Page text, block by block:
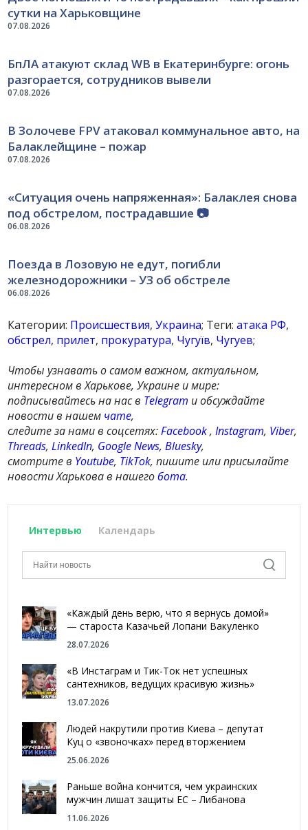
07.08.2026
сутки на Харьковщине
07.08.2026
БпЛА атакуют склад WB в Екатеринбурге: огонь
разгорается, сотрудников вывели
07.08.2026
В Золочеве FPV атаковал коммунальное авто, на
Балаклейщине – пожар
06.08.2026
«Ситуация очень напряженная»: Балаклея снова
под обстрелом, пострадавшие 📷
06.08.2026
Поезда в Лозовую не едут, погибли
железнодорожники – УЗ об обстреле
Категории: Происшествия,Украина; Теги:атака РФ,
обстрел, прилет, прокуратура, Чугуїв, Чугуев;
Чтобы узнавать о самом важном, актуальном,
интересном в Харькове, Украине и мире:
подписывайтесь на нас в Telegram и обсуждайте
новости в нашем чате,
следите за нами в соцсетях:Facebook,Instagram, Viber,
Threads,LinkedIn, Google News,Bluesky,
смотрите в Youtube, TikTok, пишите или присылайте
новости Харькова в нашегобота.
Интервью Календарь
«Каждый день верю, что я вернусь домой»
— староста Казачьей Лопани Вакуленко
28.07.2026
«В Инстаграм и Тик-Ток нет успешных
сантехников, ведущих красивую жизнь»
13.07.2026
Людей накрутили против Киева – депутат
Куц о «звоночках» перед вторжением
25.06.2026
Раньше война кончится, чем украинских
мужчин лишат защиты ЕС – Либанова
11.06.2026